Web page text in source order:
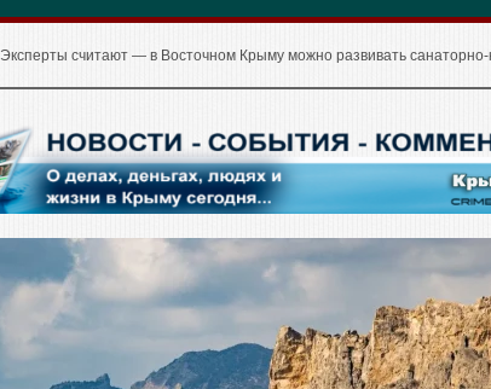
Эксперты считают — в Восточном Крыму можно развивать санаторно-